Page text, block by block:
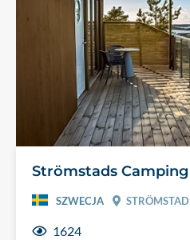
Strömstads Camping
SZWECJA STRÖMSTAD
1624